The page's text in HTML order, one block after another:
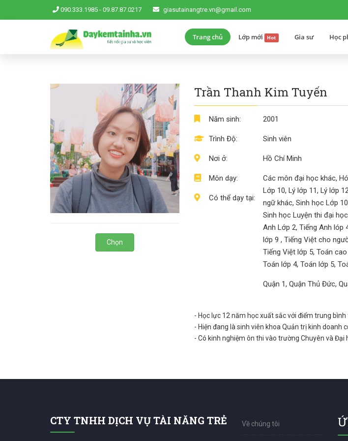
090.333.1985 - 09.87.87.0217 giasutainangtre.vn@gmail.com
Trang chủ Lớp mới Hot Gia sư Học
Chọn
Trần Thanh Kim Tuyến
Năm sinh:
Trình Độ:
Nơi ở:
Môn dạy:
Có thể dạy tại:
2001
Sinh viên
Hồ Chí Minh
Các môn đại học khác,
Lớp 10, Lý lớp 11, Lý lớp
ngữ khác, Sinh học Lớp
Sinh học Luyện thi đại
Anh Lớp 2, Tiếng Anh lóp
lớp 9 , Tiếng Việt cho
Tiếng Việt lớp 5, Toán
Toán lớp 4, Toán lớp 5,
Quận 1, Quận Thủ Đức,
- Học lực 12 năm học xuất sắc với điểm trung bình
- Hiện đang là sinh viên khoa Quản trị kinh doanh
- Có kinh nghiệm ôn thi vào trường Chuyên và Đại
CTY TNHH DỊCH VỤ TÀI NĂNG TRẺ Về chúng tôi